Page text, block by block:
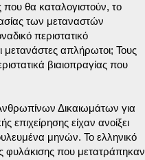
που θα καταλογιστούν, το
των μεταναστών
περιστατικό
μετανάστες απλήρωτοι; Τους
βιαιοπραγίας που
Δικαιωμάτων για
είχαν ανοίξει
μηνών. Το ελληνικό
φυλάκισης που μετατράπηκαν